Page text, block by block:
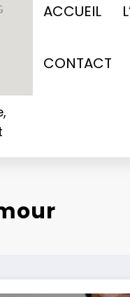
ACCUEIL
CONTACT